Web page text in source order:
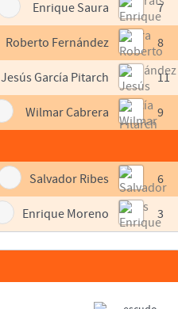
7
Enrique Saura
8
Roberto Fernández
11
Jesús García Pitarch
9
Wilmar Cabrera
6
Salvador Ribes
3
Enrique Moreno